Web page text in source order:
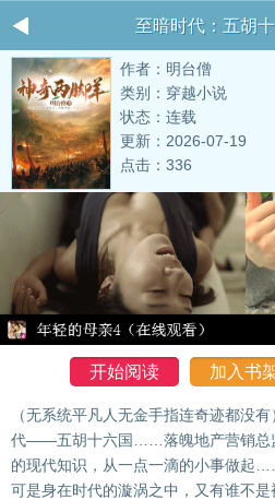
至暗时代：五胡
作者：明台僧
类别：穿越小说
状态：连载
更新：2026-07-19
点击：336
开始阅读 加入书
（无系统平凡人无金手指连奇迹都没
代——五胡十六国……落魄地产营销总
的现代知识，从一点一滴的小事做起
可是身在时代的漩涡之中，又有谁不